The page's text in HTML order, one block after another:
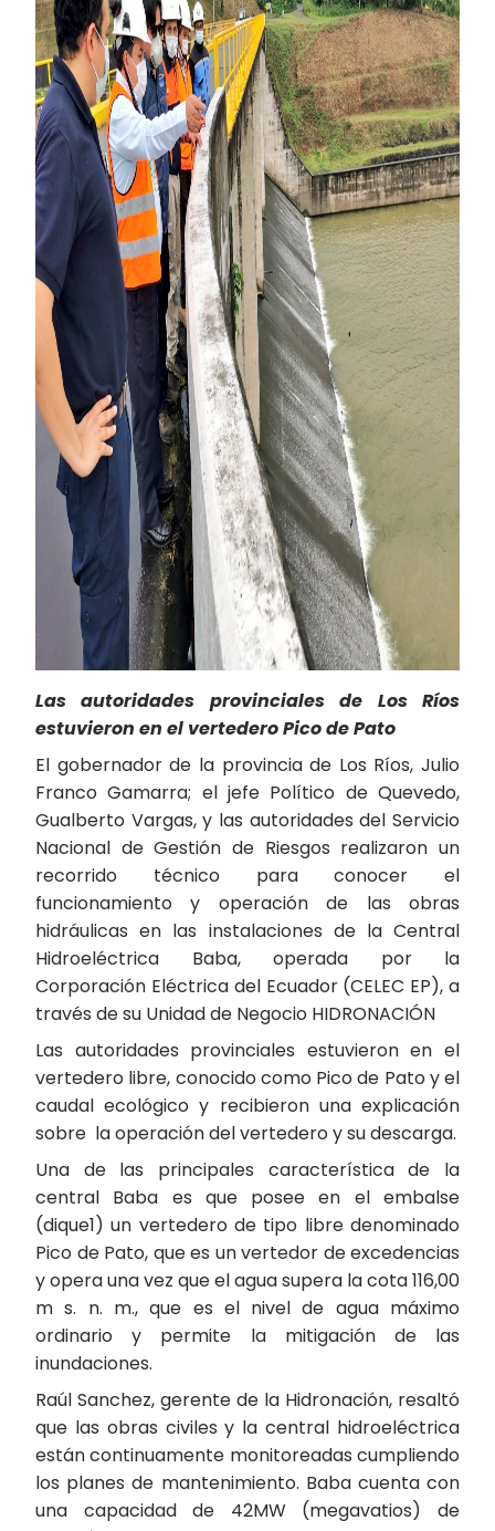
Las autoridades provinciales de Los Ríos
estuvieron en el vertedero Pico de Pato
El gobernador de la provincia de Los Ríos, Julio
Franco Gamarra; el jefe Político de Quevedo,
Gualberto Vargas, y las autoridades del Servicio
Nacional de Gestión de Riesgos realizaron un
recorrido técnico para conocer el
funcionamiento y operación de las obras
hidráulicas en las instalaciones de la Central
Hidroeléctrica Baba, operada por la
Corporación Eléctrica del Ecuador (CELEC EP), a
través de su Unidad de Negocio HIDRONACIÓN
Las autoridades provinciales estuvieron en el
vertedero libre, conocido como Pico de Pato y el
caudal ecológico y recibieron una explicación
sobre la operación del vertedero y su descarga.
Una de las principales característica de la
central Baba es que posee en el embalse
(dique1) un vertedero de tipo libre denominado
Pico de Pato, que es un vertedor de excedencias
y opera una vez que el agua supera la cota 116,00
m s. n. m., que es el nivel de agua máximo
ordinario y permite la mitigación de las
inundaciones.
Raúl Sanchez, gerente de la Hidronación, resaltó
que las obras civiles y la central hidroeléctrica
están continuamente monitoreadas cumpliendo
los planes de mantenimiento. Baba cuenta con
una capacidad de 42MW (megavatios) de